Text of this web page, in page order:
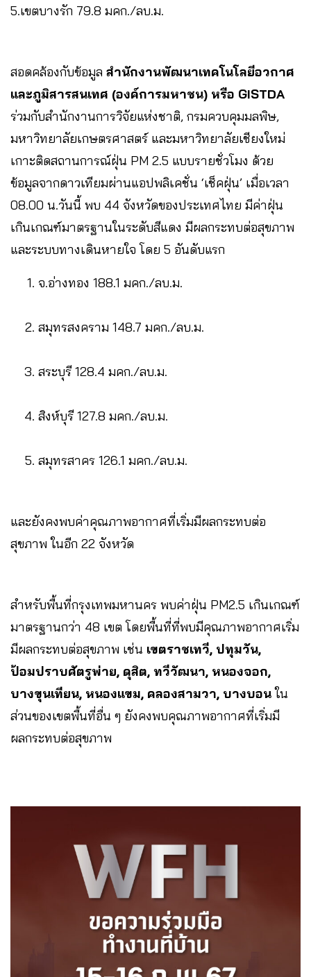
5.เขตบางรัก 79.8 มคก./ลบ.ม.
สอดคล้องกับข้อมูล สำนักงานพัฒนาเทคโนโลยีอวกาศ
และภูมิสารสนเทศ (องค์การมหาชน) หรือ GISTDA
ร่วมกับสำนักงานการวิจัยแห่งชาติ, กรมควบคุมมลพิษ,
มหาวิทยาลัยเกษตรศาสตร์ และมหาวิทยาลัยเชียงใหม่
เกาะติดสถานการณ์ฝุ่น PM 2.5 แบบรายชั่วโมง ด้วย
ข้อมูลจากดาวเทียมผ่านแอปพลิเคชั่น ‘เช็คฝุ่น’ เมื่อเวลา
08.00 น.วันนี้ พบ 44 จังหวัดของประเทศไทย มีค่าฝุ่น
เกินเกณฑ์มาตรฐานในระดับสีแดง มีผลกระทบต่อสุขภาพ
และระบบทางเดินหายใจ โดย 5 อันดับแรก
จ.อ่างทอง 188.1 มคก./ลบ.ม.
สมุทรสงคราม 148.7 มคก./ลบ.ม.
สระบุรี 128.4 มคก./ลบ.ม.
สิงห์บุรี 127.8 มคก./ลบ.ม.
สมุทรสาคร 126.1 มคก./ลบ.ม.
และยังคงพบค่าคุณภาพอากาศที่เริ่มมีผลกระทบต่อ
สุขภาพ ในอีก 22 จังหวัด
สำหรับพื้นที่กรุงเทพมหานคร พบค่าฝุ่น PM2.5 เกินเกณฑ์
มาตรฐานกว่า 48 เขต โดยพื้นที่ที่พบมีคุณภาพอากาศเริ่ม
มีผลกระทบต่อสุขภาพ เช่น เขตราชเทวี, ปทุมวัน,
ป้อมปราบศัตรูพ่าย, ดุสิต, ทวีวัฒนา, หนองจอก,
บางขุนเทียน, หนองแขม, คลองสามวา, บางบอนใน
ส่วนของเขตพื้นที่อื่น ๆ ยังคงพบคุณภาพอากาศที่เริ่มมี
ผลกระทบต่อสุขภาพ